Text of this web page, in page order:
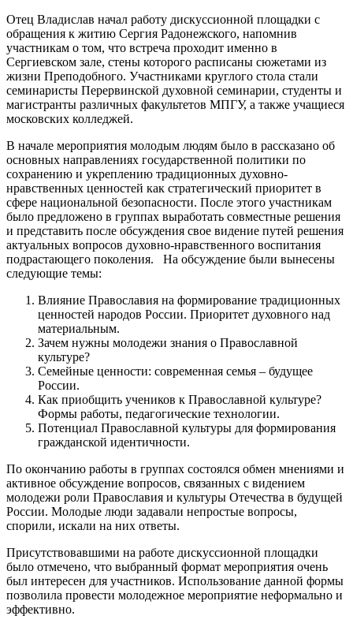
Отец Владислав начал работу дискуссионной площадки с
обращения к житию Сергия Радонежского, напомнив
участникам о том, что встреча проходит именно в
Сергиевском зале, стены которого расписаны сюжетами из
жизни Преподобного. Участниками круглого стола стали
семинаристы Перервинской духовной семинарии, студенты и
магистранты различных факультетов МПГУ, а также учащиеся
московских колледжей.
В начале мероприятия молодым людям было в рассказано об
основных направлениях государственной политики по
сохранению и укреплению традиционных духовно-
нравственных ценностей как стратегический приоритет в
сфере национальной безопасности. После этого участникам
было предложено в группах выработать совместные решения
и представить после обсуждения свое видение путей решения
актуальных вопросов духовно-нравственного воспитания
подрастающего поколения. На обсуждение были вынесены
следующие темы:
Влияние Православия на формирование традиционных
ценностей народов России. Приоритет духовного над
материальным.
Зачем нужны молодежи знания о Православной
культуре?
Семейные ценности: современная семья – будущее
России.
Как приобщить учеников к Православной культуре?
Формы работы, педагогические технологии.
Потенциал Православной культуры для формирования
гражданской идентичности.
По окончанию работы в группах состоялся обмен мнениями и
активное обсуждение вопросов, связанных с видением
молодежи роли Православия и культуры Отечества в будущей
России. Молодые люди задавали непростые вопросы,
спорили, искали на них ответы.
Присутствовавшими на работе дискуссионной площадки
было отмечено, что выбранный формат мероприятия очень
был интересен для участников. Использование данной формы
позволила провести молодежное мероприятие неформально и
эффективно.